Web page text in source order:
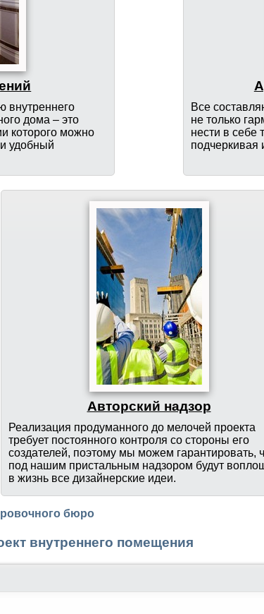
внутреннего
дома – это
которого можно
удобный
Все
не только
нести в себе
подчеркивая
Авторский надзор
Реализация продуманного до мелочей проекта
требует постоянного контроля со стороны его
создателей, поэтому мы можем гарантировать,
под нашим пристальным надзором будут
в жизнь все дизайнерские идеи.
бюро
внутреннего помещения